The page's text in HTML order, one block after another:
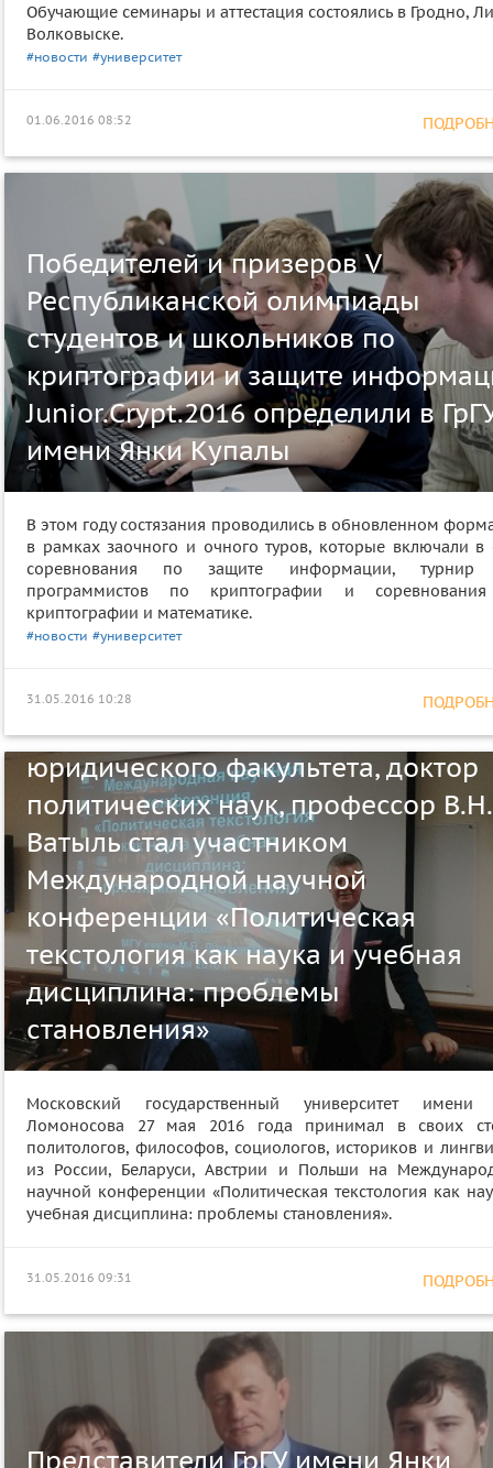
Обучающие семинары и аттестация состоялись в Гродно,
Волковыске.
#новости #университет
01.06.2016 08:52
Победителей и призеров V
Республиканской олимпиады
студентов и школьников по
криптографии и защите
Junior.Crypt.2016 определили в
имени Янки Купалы
В этом году состязания проводились в обновленном
в рамках заочного и очного туров, которые включали в
соревнования по защите информации, турнир
программистов по криптографии и
криптографии и математике.
#новости #университет
31.05.2016 10:28
Заведующий кафедрой
юридического факультета, доктор
политических наук, профессор В.Н.
Ватыль стал участником
Международной научной
конференции «Политическая
текстология как наука и учебная
дисциплина: проблемы
становления»
Московский государственный университет имени
Ломоносова 27 мая 2016 года принимал в своих
политологов, философов, социологов, историков и
из России, Беларуси, Австрии и Польши на
научной конференции «Политическая текстология как
учебная дисциплина: проблемы становления».
31.05.2016 09:31
Представители ГрГУ имени Янки